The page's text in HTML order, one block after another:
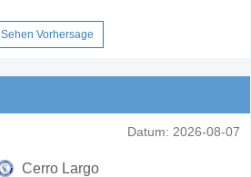
Sehen Vorhersage
Datum: 2026-08-07
Cerro Largo